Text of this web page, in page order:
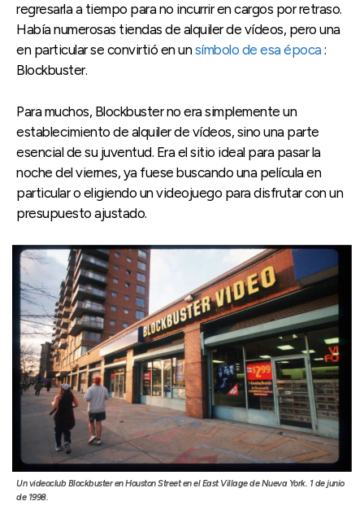
regresarla a tiempo para no incurrir en cargos por retraso.
Había numerosas tiendas de alquiler de vídeos, pero una
en particular se convirtió en unsímbolo de esa época :
Blockbuster.
Para muchos, Blockbuster no era simplemente un
establecimiento de alquiler de vídeos, sino una parte
esencial de su juventud. Era el sitio ideal para pasar la
noche del viernes, ya fuese buscando una película en
particular o eligiendo un videojuego para disfrutar con un
presupuesto ajustado.
Un videoclub Blockbuster en Houston Street en el East Village de Nueva York. 1 de junio
de 1998.